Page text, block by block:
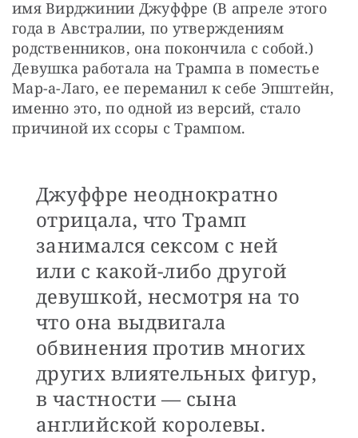
имя Вирджинии Джуффре (В апреле этого
года в Австралии, по утверждениям
родственников, она покончила с собой.)
Девушка работала на Трампа в поместье
Мар-а-Лаго, ее переманил к себе Эпштейн,
именно это, по одной из версий, стало
причиной их ссоры с Трампом.
Джуффре неоднократно
отрицала, что Трамп
занимался сексом с ней
или с какой-либо другой
девушкой, несмотря на то
что она выдвигала
обвинения против многих
других влиятельных фигур,
в частности — сына
английской королевы.